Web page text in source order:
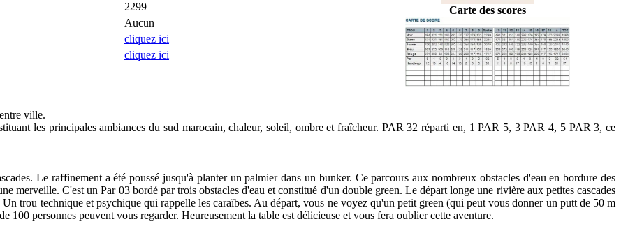
2299
Aucun
cliquez ici
cliquez ici
Carte des scores
ville.
les principales ambiances du sud marocain, chaleur, soleil, ombre et fraîcheur. PAR 32 réparti en, 1 PAR 5, 3 PAR 4, 5 PAR 3, ce
Le raffinement a été poussé jusqu'à planter un palmier dans un bunker. Ce parcours aux nombreux obstacles d'eau en bordure des
merveille. C'est un Par 03 bordé par trois obstacles d'eau et constitué d'un double green. Le départ longe une rivière aux petites cascades
trou technique et psychique qui rappelle les caraïbes. Au départ, vous ne voyez qu'un petit green (qui peut vous donner un putt de 50 m
personnes peuvent vous regarder. Heureusement la table est délicieuse et vous fera oublier cette aventure.